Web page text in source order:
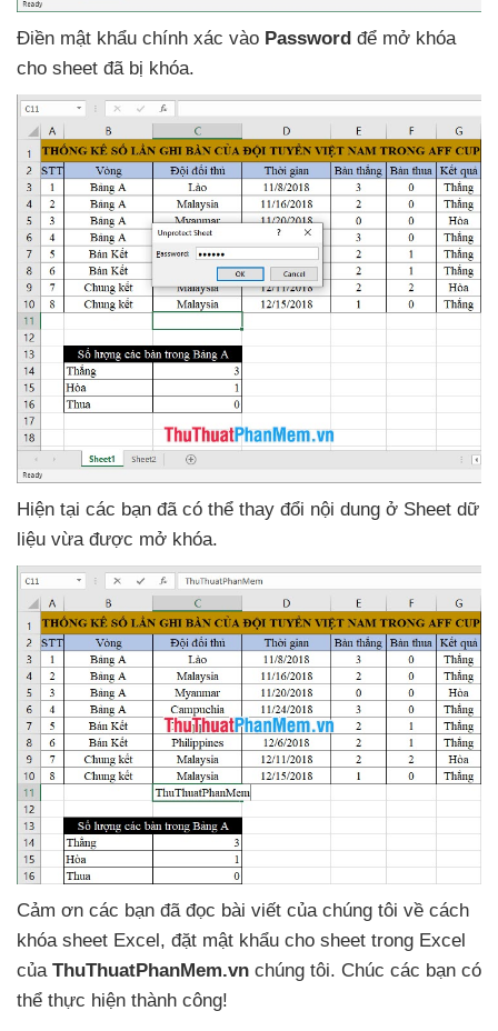
Điền mật khẩu chính xác vào Password để mở khóa
cho sheet đã bị khóa.
Hiện tại các bạn đã có thể thay đổi nội dung ở Sheet dữ
liệu vừa được mở khóa.
Cảm ơn các bạn đã đọc bài viết của chúng tôi về cách
khóa sheet Excel, đặt mật khẩu cho sheet trong Excel
của ThuThuatPhanMem.vn chúng tôi. Chúc các bạn có
thể thực hiện thành công!